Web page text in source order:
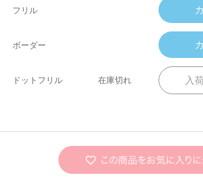
フリル
ボーダー
ドットフリル 在庫切れ